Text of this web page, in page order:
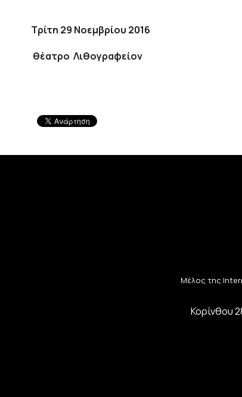
Τρίτη 29 Νοεμβρίου 2016
θέατρο Λιθογραφείον
Μέλος της
Κορίνθου